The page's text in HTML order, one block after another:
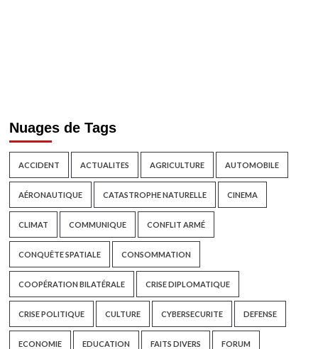
Nuages de Tags
ACCIDENT ACTUALITES AGRICULTURE AUTOMOBILE
AÉRONAUTIQUE CATASTROPHE NATURELLE CINEMA
CLIMAT COMMUNIQUE CONFLIT ARMÉ
CONQUÊTE SPATIALE CONSOMMATION
COOPÉRATION BILATÉRALE CRISE DIPLOMATIQUE
CRISE POLITIQUE CULTURE CYBERSECURITE DEFENSE
ECONOMIE EDUCATION FAITS DIVERS FORUM